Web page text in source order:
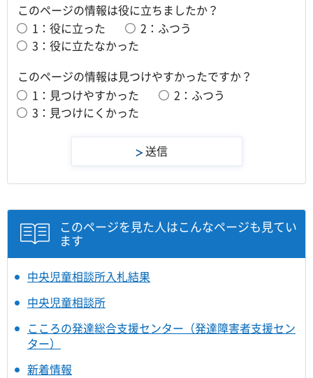
このページの情報は役に立ちましたか？
1：役に立った
2：ふつう
3：役に立たなかった
このページの情報は見つけやすかったですか？
1：見つけやすかった
2：ふつう
3：見つけにくかった
このページを見た人はこんなページも見てい
ます
中央児童相談所入札結果
中央児童相談所
こころの発達総合支援センター（発達障害者支援セン
ター）
新着情報